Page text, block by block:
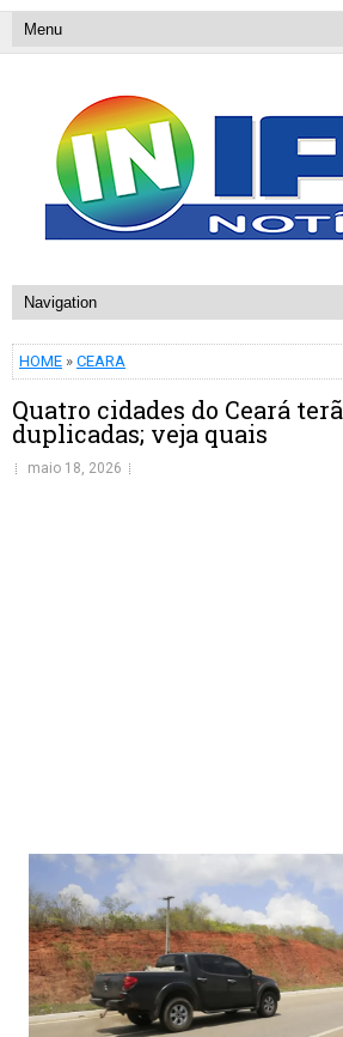
HOME » CEARA
Quatro cidades do Ceará
duplicadas; veja quais
maio 18, 2026